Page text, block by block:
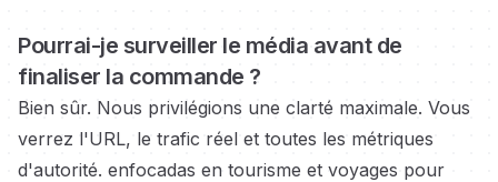
Pourrai-je surveiller le média avant de
finaliser la commande ?
Bien sûr. Nous privilégions une clarté maximale. Vous
verrez l'URL, le trafic réel et toutes les métriques
d'autorité. enfocadas en tourisme et voyages pour